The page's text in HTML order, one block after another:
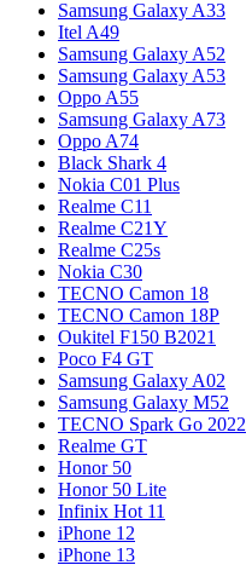
Samsung Galaxy A33
Itel A49
Samsung Galaxy A52
Samsung Galaxy A53
Oppo A55
Samsung Galaxy A73
Oppo A74
Black Shark 4
Nokia C01 Plus
Realme C11
Realme C21Y
Realme C25s
Nokia C30
TECNO Camon 18
TECNO Camon 18P
Oukitel F150 B2021
Poco F4 GT
Samsung Galaxy A02
Samsung Galaxy M52
TECNO Spark Go 2022
Realme GT
Honor 50
Honor 50 Lite
Infinix Hot 11
iPhone 12
iPhone 13